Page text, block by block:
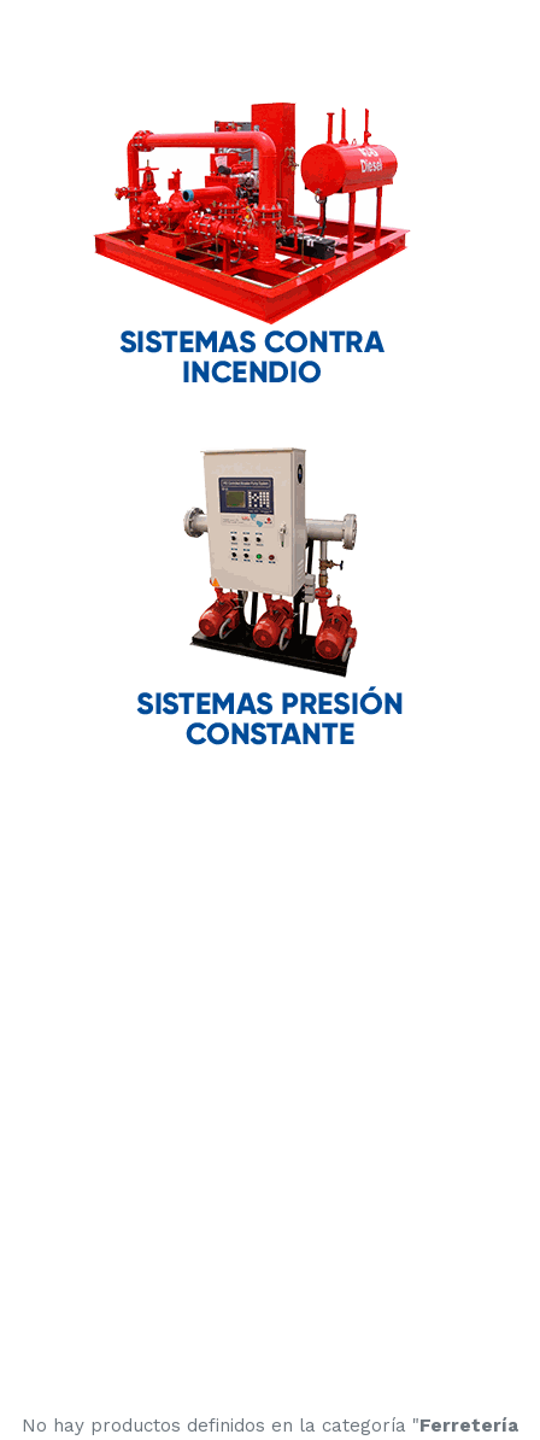
No hay productos definidos en la categoría "Ferretería